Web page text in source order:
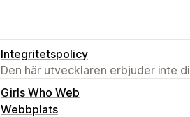
Integritetspolicy
Den här utvecklaren erbjuder inte
Girls Who Web
Webbplats